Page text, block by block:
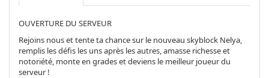
OUVERTURE DU SERVEUR
Rejoins nous et tente ta chance sur le nouveau skyblock Nelya,
remplis les défis les uns après les autres, amasse richesse et
notoriété, monte en grades et deviens le meilleur joueur du
serveur !